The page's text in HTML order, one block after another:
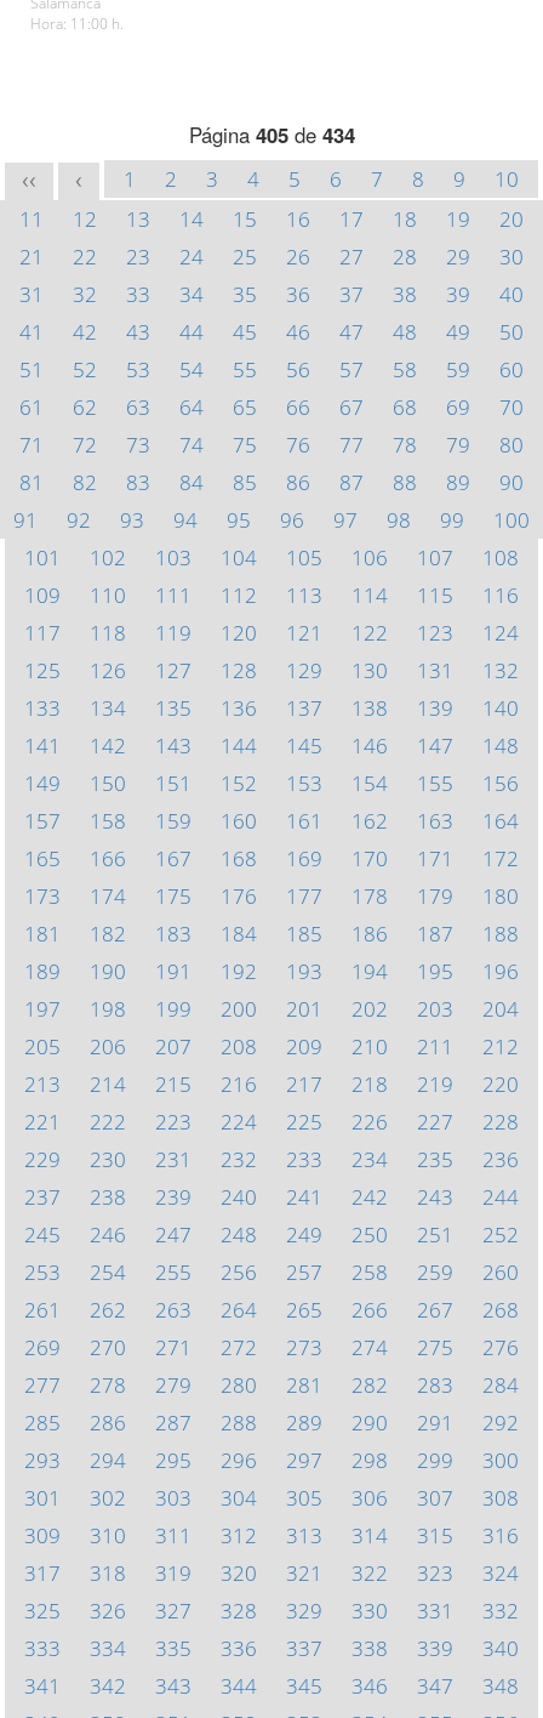
Hora: 11:00 h.
Página 405de 434
<< < 1 2 3 4 5 6 7 8 9
10
11
12 13 14 15 16 17 18 19
20
21
22 23 24 25 26 27 28 29
30
31
32 33 34 35 36 37 38 39
40
41
42 43 44 45 46 47 48 49
50
51
52 53 54 55 56 57 58 59
60
61
62 63 64 65 66 67 68 69
70
71
72 73 74 75 76 77 78 79
80
81
82 83 84 85 86 87 88 89
90
91
92 93 94 95 96 97 98 99
100
101
102 103 104 105 106 107
108
109
110 111 112 113 114 115
116
117
118 119 120 121 122 123
124
125
126 127 128 129 130 131
132
133
134 135 136 137 138 139
140
141
142 143 144 145 146 147
148
149
150 151 152 153 154 155
156
157
158 159 160 161 162 163
164
165
166 167 168 169 170 171
172
173
174 175 176 177 178 179
180
181
182 183 184 185 186 187
188
189
190 191 192 193 194 195
196
197
198 199 200 201 202 203
204
205
206 207 208 209 210 211
212
213
214 215 216 217 218 219
220
221
222 223 224 225 226 227
228
229
230 231 232 233 234 235
236
237
238 239 240 241 242 243
244
245
246 247 248 249 250 251
252
253
254 255 256 257 258 259
260
261
262 263 264 265 266 267
268
269
270 271 272 273 274 275
276
277
278 279 280 281 282 283
284
285
286 287 288 289 290 291
292
293
294 295 296 297 298 299
300
301
302 303 304 305 306 307
308
309
310 311 312 313 314 315
316
317
318 319 320 321 322 323
324
325
326 327 328 329 330 331
332
333
334 335 336 337 338 339
340
341
342 343 344 345 346 347
348